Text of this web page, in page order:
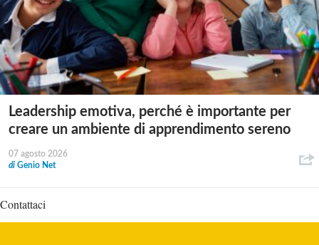
Leadership emotiva, perché è importante per
creare un ambiente di apprendimento sereno
07 agosto 2026
di Genio Net
Contattaci